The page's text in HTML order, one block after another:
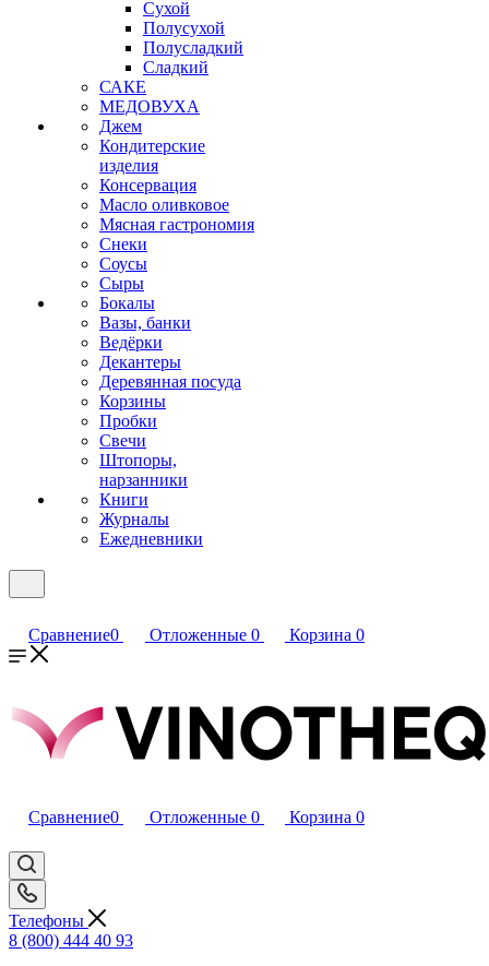
Сухой
Полусухой
Полусладкий
Сладкий
САКЕ
МЕДОВУХА
Джем
Кондитерские
изделия
Консервация
Масло оливковое
Мясная гастрономия
Снеки
Соусы
Сыры
Бокалы
Вазы, банки
Ведёрки
Декантеры
Деревянная посуда
Корзины
Пробки
Свечи
Штопоры,
нарзанники
Книги
Журналы
Ежедневники
Сравнение0 Отложенные 0 Корзина 0
Сравнение0 Отложенные 0 Корзина 0
Телефоны
8 (800) 444 40 93